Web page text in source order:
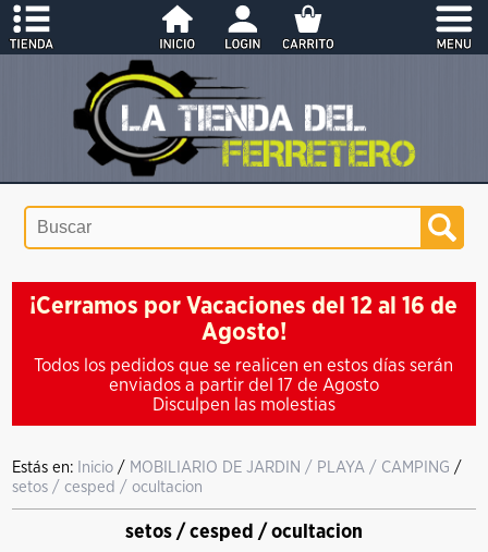
¡Cerramos por Vacaciones del 12 al 16 de
Agosto!
Todos los pedidos que se realicen en estos días serán
enviados a partir del 17 de Agosto
Disculpen las molestias
Estás en: Inicio / MOBILIARIO DE JARDIN / PLAYA / CAMPING /
setos / cesped / ocultacion
setos / cesped / ocultacion